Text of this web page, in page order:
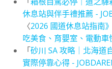
休息站與伴手禮推薦 -
〈2026 國道休息站指南
吃美食、育嬰室、電動
「砂川 SA 攻略｜北海道
實際停靠心得 -